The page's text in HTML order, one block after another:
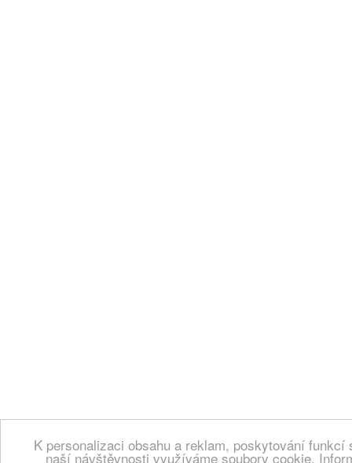
K personalizaci obsahu a reklam, poskytování
naší návštěvnosti využíváme soubory cookie.